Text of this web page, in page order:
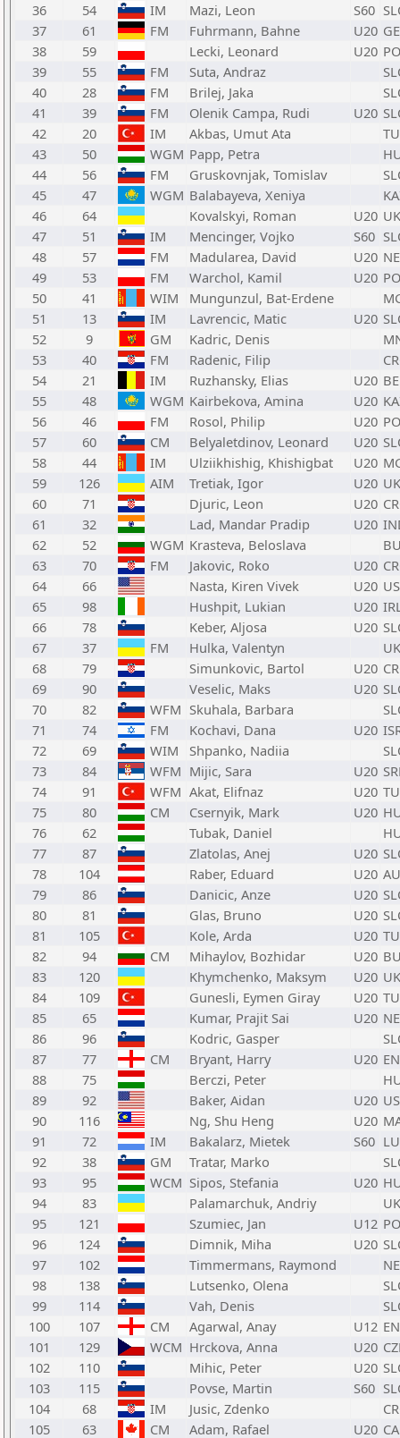
36
54 IM Mazi, Leon S60
37
61 FM Fuhrmann, Bahne U20
38
59 Lecki, Leonard U20
39
55 FM Suta, Andraz
40
28 FM Brilej, Jaka
41
39 FM Olenik Campa, Rudi U20
42
20 IM Akbas, Umut Ata
43
50 WGM Papp, Petra
44
56 FM Gruskovnjak, Tomislav
45
47 WGM Balabayeva, Xeniya
46
64 Kovalskyi, Roman U20
47
51 IM Mencinger, Vojko S60
48
57 FM Madularea, David U20
49
53 FM Warchol, Kamil U20
50
41 WIM Mungunzul, Bat-Erdene
51
13 IM Lavrencic, Matic U20
52
9 GM Kadric, Denis
53
40 FM Radenic, Filip
54
21 IM Ruzhansky, Elias U20
55
48 WGM Kairbekova, Amina U20
56
46 FM Rosol, Philip U20
57
60 CM Belyaletdinov, Leonard U20
58
44 IM Ulziikhishig, Khishigbat U20
59
126 AIM Tretiak, Igor U20
60
71 Djuric, Leon U20
61
32 Lad, Mandar Pradip U20
62
52 WGM Krasteva, Beloslava
63
70 FM Jakovic, Roko U20
64
66 Nasta, Kiren Vivek U20
65
98 Hushpit, Lukian U20
66
78 Keber, Aljosa U20
67
37 FM Hulka, Valentyn
68
79 Simunkovic, Bartol U20
69
90 Veselic, Maks U20
70
82 WFM Skuhala, Barbara
71
74 FM Kochavi, Dana U20
72
69 WIM Shpanko, Nadiia
73
84 WFM Mijic, Sara U20
74
91 WFM Akat, Elifnaz U20
75
80 CM Csernyik, Mark U20
76
62 Tubak, Daniel
77
87 Zlatolas, Anej U20
78
104 Raber, Eduard U20
79
86 Danicic, Anze U20
80
81 Glas, Bruno U20
81
105 Kole, Arda U20
82
94 CM Mihaylov, Bozhidar U20
83
120 Khymchenko, Maksym U20
84
109 Gunesli, Eymen Giray U20
85
65 Kumar, Prajit Sai U20
86
96 Kodric, Gasper
87
77 CM Bryant, Harry U20
88
75 Berczi, Peter
89
92 Baker, Aidan U20
90
116 Ng, Shu Heng U20
91
72 IM Bakalarz, Mietek S60
92
38 GM Tratar, Marko
93
95 WCM Sipos, Stefania U20
94
83 Palamarchuk, Andriy
95
121 Szumiec, Jan U12
96
124 Dimnik, Miha U20
97
102 Timmermans, Raymond
98
138 Lutsenko, Olena
99
114 Vah, Denis
100
107 CM Agarwal, Anay U12
101
129 WCM Hrckova, Anna U20
102
110 Mihic, Peter U20
103
115 Povse, Martin S60
104
68 IM Jusic, Zdenko
105
63 CM Adam, Rafael U20